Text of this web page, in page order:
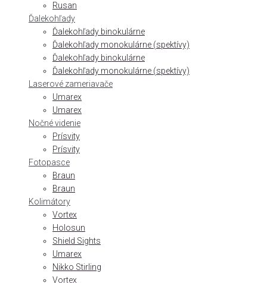
Rusan
Ďalekohľady
Ďalekohľady binokulárne
Ďalekohľady monokulárne (spektívy)
Ďalekohľady binokulárne
Ďalekohľady monokulárne (spektívy)
Laserové zameriavače
Umarex
Umarex
Nočné videnie
Prísvity
Prísvity
Fotopasce
Braun
Braun
Kolimátory
Vortex
Holosun
Shield Sights
Umarex
Nikko Stirling
Vortex